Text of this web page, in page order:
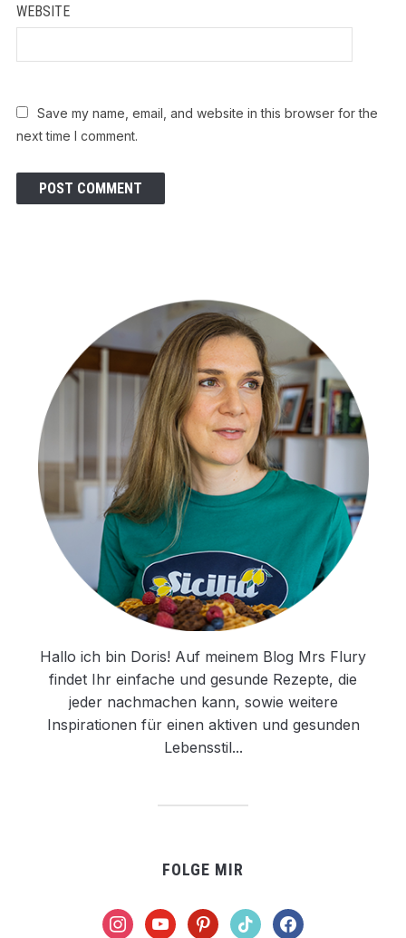
WEBSITE
Save my name, email, and website in this browser for the
next time I comment.
Hallo ich bin Doris! Auf meinem Blog Mrs Flury
findet Ihr einfache und gesunde Rezepte, die
jeder nachmachen kann, sowie weitere
Inspirationen für einen aktiven und gesunden
Lebensstil...
FOLGE MIR
instagramyoutubepinteresttiktok facebook